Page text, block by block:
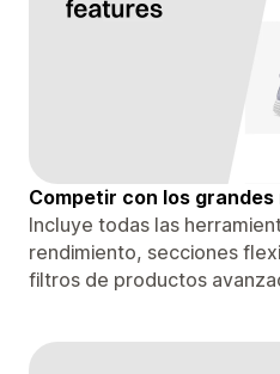
Competir con los
Incluye todas las
rendimiento, secciones
filtros de productos